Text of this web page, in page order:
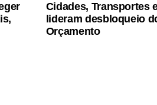
Vianna Rangel agradeceu a
como o processo foi
também agradeço ao
Cidades, Transportes
lideram desbloqueio
Orçamento